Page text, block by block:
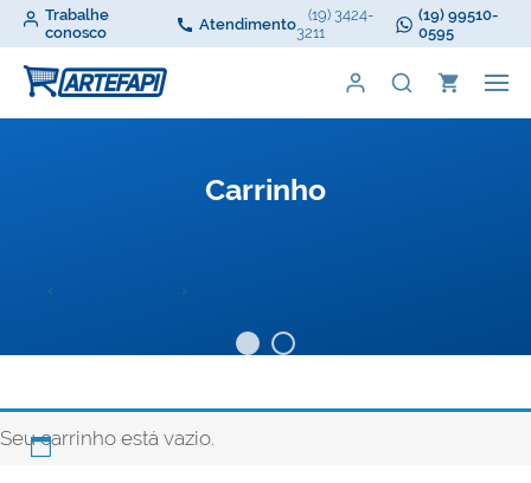
Trabalhe
conosco
Atendimento
(19) 3424-
3211
(19) 99510-
0595
Carrinho
‹ ›
Seu carrinho está vazio.